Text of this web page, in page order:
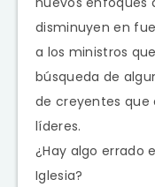
disminuyen en
a los ministros
búsqueda de
de creyentes que
líderes.
¿Hay algo errado
Iglesia?